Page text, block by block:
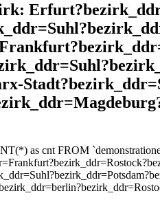
as cnt FROM